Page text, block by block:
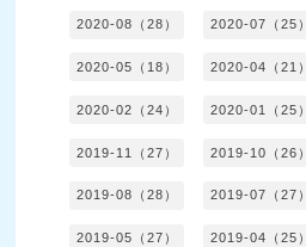
2020-08（28） 2020-07（25）
2020-05（18） 2020-04（21）
2020-02（24） 2020-01（25）
2019-11（27） 2019-10（26）
2019-08（28） 2019-07（27）
2019-05（27） 2019-04（25）